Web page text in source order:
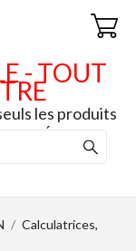
- TOUT
les produits
Calculatrices,